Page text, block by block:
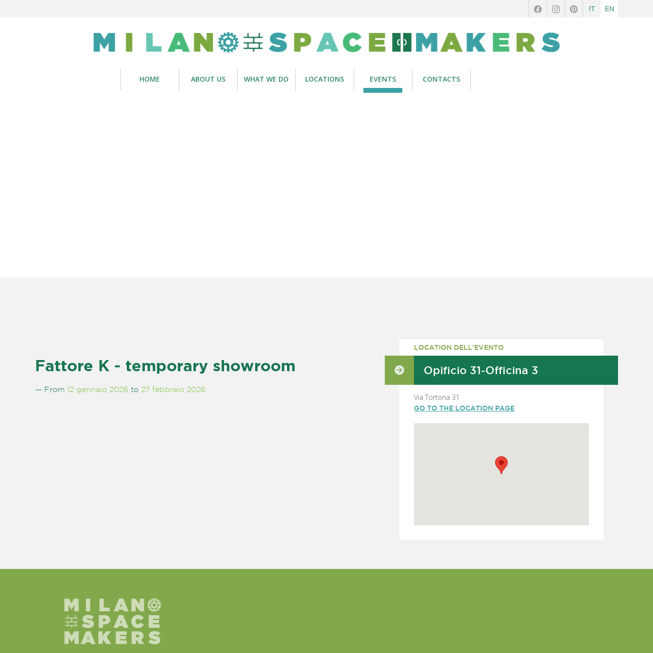
IT EN
HOME ABOUT US WHAT WE DO LOCATIONS EVENTS CONTACTS
Fattore K - temporary showroom
— From 12 gennaio 2026 to 27 febbraio 2026
LOCATION DELL'EVENTO
Opificio 31-Officina 3
Via Tortona 31
GO TO THE LOCATION PAGE